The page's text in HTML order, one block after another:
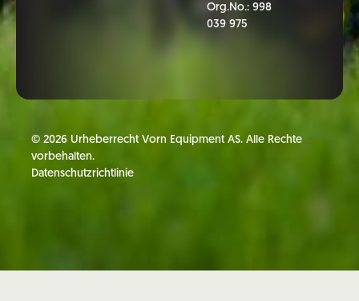
Org.No.: 998
039 975
©2026 Urheberrecht Vorn Equipment AS. Alle Rechte
vorbehalten.
Datenschutzrichtlinie